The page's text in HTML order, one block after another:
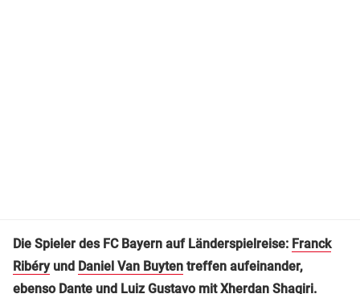
Die Spieler des FC Bayern auf Länderspielreise: Franck
Ribéryund Daniel Van Buyten treffen aufeinander,
ebenso Dante und Luiz Gustavo mitXherdan Shaqiri.